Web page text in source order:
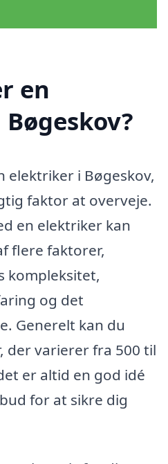
en
elektriker i Bøgeskov,
faktor at overveje.
en elektriker kan
flere faktorer,
kompleksitet,
og det
Generelt kan du
der varierer fra 500 til
er altid en god idé
for at sikre dig